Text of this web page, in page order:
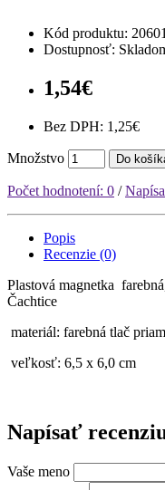
Kód produktu:
Dostupnosť:
1,54€
Bez DPH: 1,25€
Množstvo Do
Počet hodnotení: 0 /
Popis
Recenzie (0)
Plastová magnetka
Čachtice
materiál: farebná tlač
veľkosť: 6,5 x 6,0 cm
Napísať
Vaše meno